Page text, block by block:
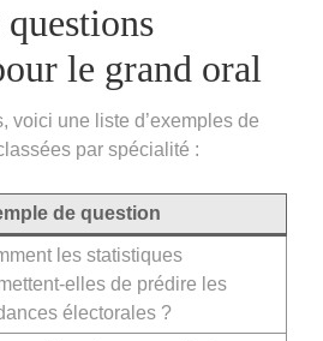
le grand oral
voici une liste d’exemples de
par spécialité :
de question
les statistiques
elles de prédire les
électorales ?